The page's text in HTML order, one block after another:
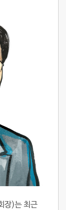
장)는 최근